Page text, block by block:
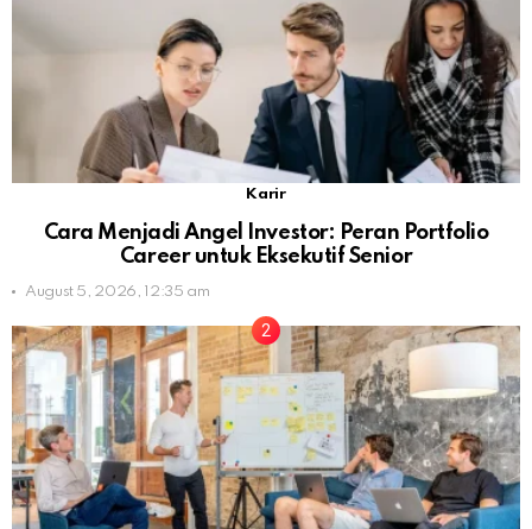
Karir
Cara Menjadi Angel Investor: Peran Portfolio
Career untuk Eksekutif Senior
August 5, 2026, 12:35 am